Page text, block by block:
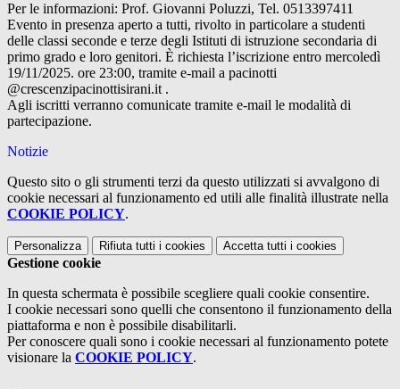
Per le informazioni: Prof. Giovanni Poluzzi, Tel. 0513397411
Evento in presenza aperto a tutti, rivolto in particolare a studenti
delle classi seconde e terze degli Istituti di istruzione secondaria di
primo grado e loro genitori. È richiesta l’iscrizione entro mercoledì
19/11/2025. ore 23:00, tramite e-mail a pacinotti
@crescenzipacinottisirani.it .
Agli iscritti verranno comunicate tramite e-mail le modalità di
partecipazione.
Notizie
Questo sito o gli strumenti terzi da questo utilizzati si avvalgono di
cookie necessari al funzionamento ed utili alle finalità illustrate nella
COOKIE POLICY.
Personalizza Rifiuta tutti i cookies Accetta tutti i cookies
Gestione cookie
In questa schermata è possibile scegliere quali cookie consentire.
I cookie necessari sono quelli che consentono il funzionamento della
piattaforma e non è possibile disabilitarli.
Per conoscere quali sono i cookie necessari al funzionamento potete
visionare la COOKIE POLICY.